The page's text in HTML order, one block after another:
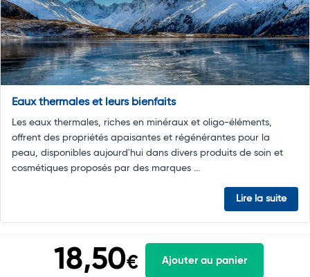
Eaux thermales et leurs bienfaits
Les eaux thermales, riches en minéraux et oligo-éléments,
offrent des propriétés apaisantes et régénérantes pour la
peau, disponibles aujourd'hui dans divers produits de soin et
cosmétiques proposés par des marques ...
Lire la suite
18,50€ Ajouter au panier